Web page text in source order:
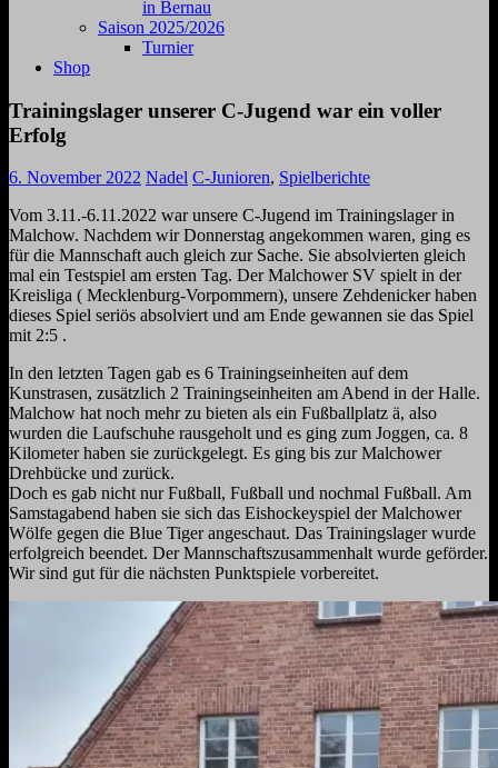
in Bernau
Saison 2025/2026
Turnier
Shop
Trainingslager unserer C-Jugend war ein voller
Erfolg
6. November 2022 Nadel C-Junioren, Spielberichte
Vom 3.11.-6.11.2022 war unsere C-Jugend im Trainingslager in
Malchow. Nachdem wir Donnerstag angekommen waren, ging es
für die Mannschaft auch gleich zur Sache. Sie absolvierten gleich
mal ein Testspiel am ersten Tag. Der Malchower SV spielt in der
Kreisliga ( Mecklenburg-Vorpommern), unsere Zehdenicker haben
dieses Spiel seriös absolviert und am Ende gewannen sie das Spiel
mit 2:5 .
In den letzten Tagen gab es 6 Trainingseinheiten auf dem
Kunstrasen, zusätzlich 2 Trainingseinheiten am Abend in der Halle.
Malchow hat noch mehr zu bieten als ein Fußballplatz ä, also
wurden die Laufschuhe rausgeholt und es ging zum Joggen, ca. 8
Kilometer haben sie zurückgelegt. Es ging bis zur Malchower
Drehbücke und zurück.
Doch es gab nicht nur Fußball, Fußball und nochmal Fußball. Am
Samstagabend haben sie sich das Eishockeyspiel der Malchower
Wölfe gegen die Blue Tiger angeschaut. Das Trainingslager wurde
erfolgreich beendet. Der Mannschaftszusammenhalt wurde geförder.
Wir sind gut für die nächsten Punktspiele vorbereitet.